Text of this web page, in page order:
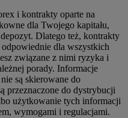
i kontrakty oparte na
dla Twojego kapitału,
Dlatego też, kontrakty
dla wszystkich
związane z nimi ryzyka i
porady. Informacje
są skierowane do
przeznaczone do dystrybucji
użytkowanie tych informacji
wymogami i regulacjami.